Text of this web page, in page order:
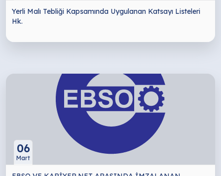
Yerli Malı Tebliği Kapsamında Uygulanan Katsayı Listeleri
Hk.
06
Mart